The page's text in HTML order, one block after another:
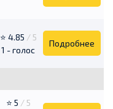
⭐ 4.85 / 5
1 - голос
Подробнее
⭐ 5 / 5